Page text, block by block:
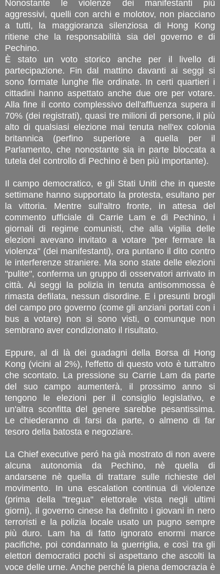
Nonostante le violenze dei manifestanti più
aggressivi, quelli con archi e molotov, non piacciano
a tutti, la maggioranza silenziosa di Hong Kong
ritiene che la responsabilità sia del governo e di
Pechino.
È stato un voto storico anche per il livello di
partecipazione. Fin dal mattino davanti ai seggi si
sono formate lunghe file ordinate. In certi quartieri i
cittadini hanno aspettato anche due ore per votare.
Alla fine il conto complessivo dell'affluenza supera il
70% (dei registrati), quasi tre milioni di persone, il più
alto di qualsiasi elezione mai tenuta nell'ex colonia
britannica (perfino superiore a quella per il
Parlamento, che nonostante sia in parte bloccata a
tutela del controllo di Pechino è ben più importante).
Il campo democratico, e gli Stati Uniti che in queste
settimane hanno supportato la protesta, esultano per
la vittoria. Mentre sull'altro fronte, in attesa del
commento ufficiale di Carrie Lam e di Pechino, i
giornali di regime comunisti, che alla vigilia delle
elezioni avevano invitato a votare "per fermare la
violenza" (dei manifestanti), ora puntano il dito contro
le interferenze straniere. Ma sono state delle elezioni
"pulite", conferma un gruppo di osservatori arrivato in
città. Ai seggi la polizia in tenuta antisommossa è
rimasta defilata, nessun disordine. E i presunti brogli
del campo pro governo (come gli anziani portati con i
bus a votare) non si sono visti, o comunque non
sembrano aver condizionato il risultato.
Eppure, al di là dei guadagni della Borsa di Hong
Kong (vicini al 2%), l'effetto di questo voto è tutt'altro
che scontato. La pressione su Carrie Lam da parte
del suo campo aumenterà, il prossimo anno si
tengono le elezioni per il consiglio legislativo, e
un'altra sconfitta del genere sarebbe pesantissima.
Le chiederanno di farsi da parte, o almeno di far
tesoro della batosta e negoziare.
La Chief executive peró ha già mostrato di non avere
alcuna autonomia da Pechino, nè quella di
andarsene nè quella di trattare sulle richieste del
movimento. In una escalation continua di violenze
(prima della "tregua" elettorale vista negli ultimi
giorni), il governo cinese ha definito i giovani in nero
terroristi e la polizia locale usato un pugno sempre
più duro. Lam ha di fatto ignorato enormi marce
pacifiche, poi condannato la guerriglia, e così tra gli
elettori democratici pochi si aspettano che ascolti la
voce delle urne. Anche perché la piena democrazia è